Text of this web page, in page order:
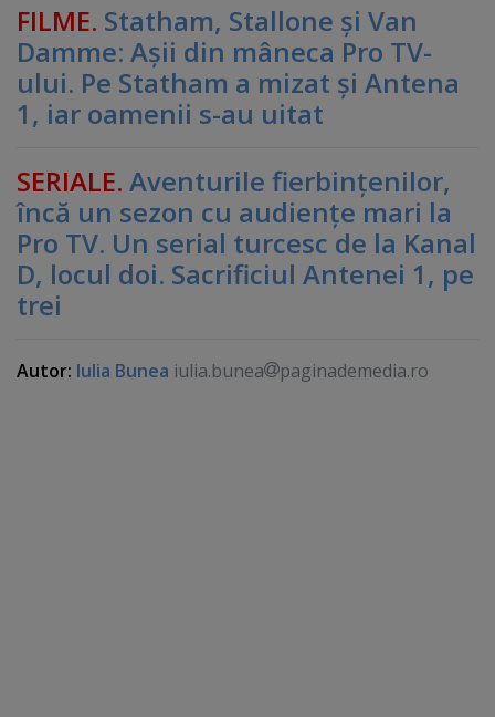
FILME. Statham, Stallone şi Van
Damme: Aşii din mâneca Pro TV-
ului. Pe Statham a mizat şi Antena
1, iar oamenii s-au uitat
SERIALE. Aventurile fierbinţenilor,
încă un sezon cu audienţe mari la
Pro TV. Un serial turcesc de la Kanal
D, locul doi. Sacrificiul Antenei 1, pe
trei
Autor: Iulia Bunea iulia.bunea paginademedia.ro